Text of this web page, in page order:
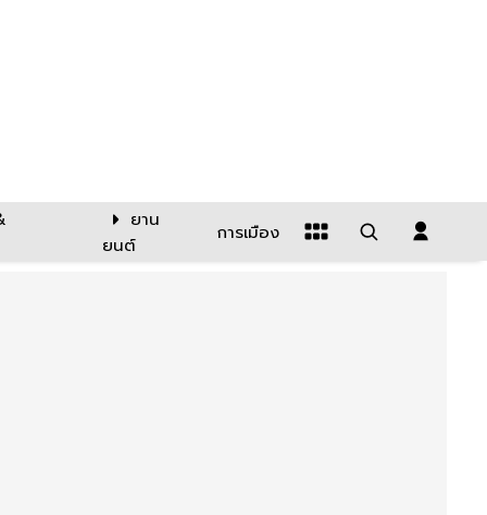
ยาน
ยนต์
การเมือง